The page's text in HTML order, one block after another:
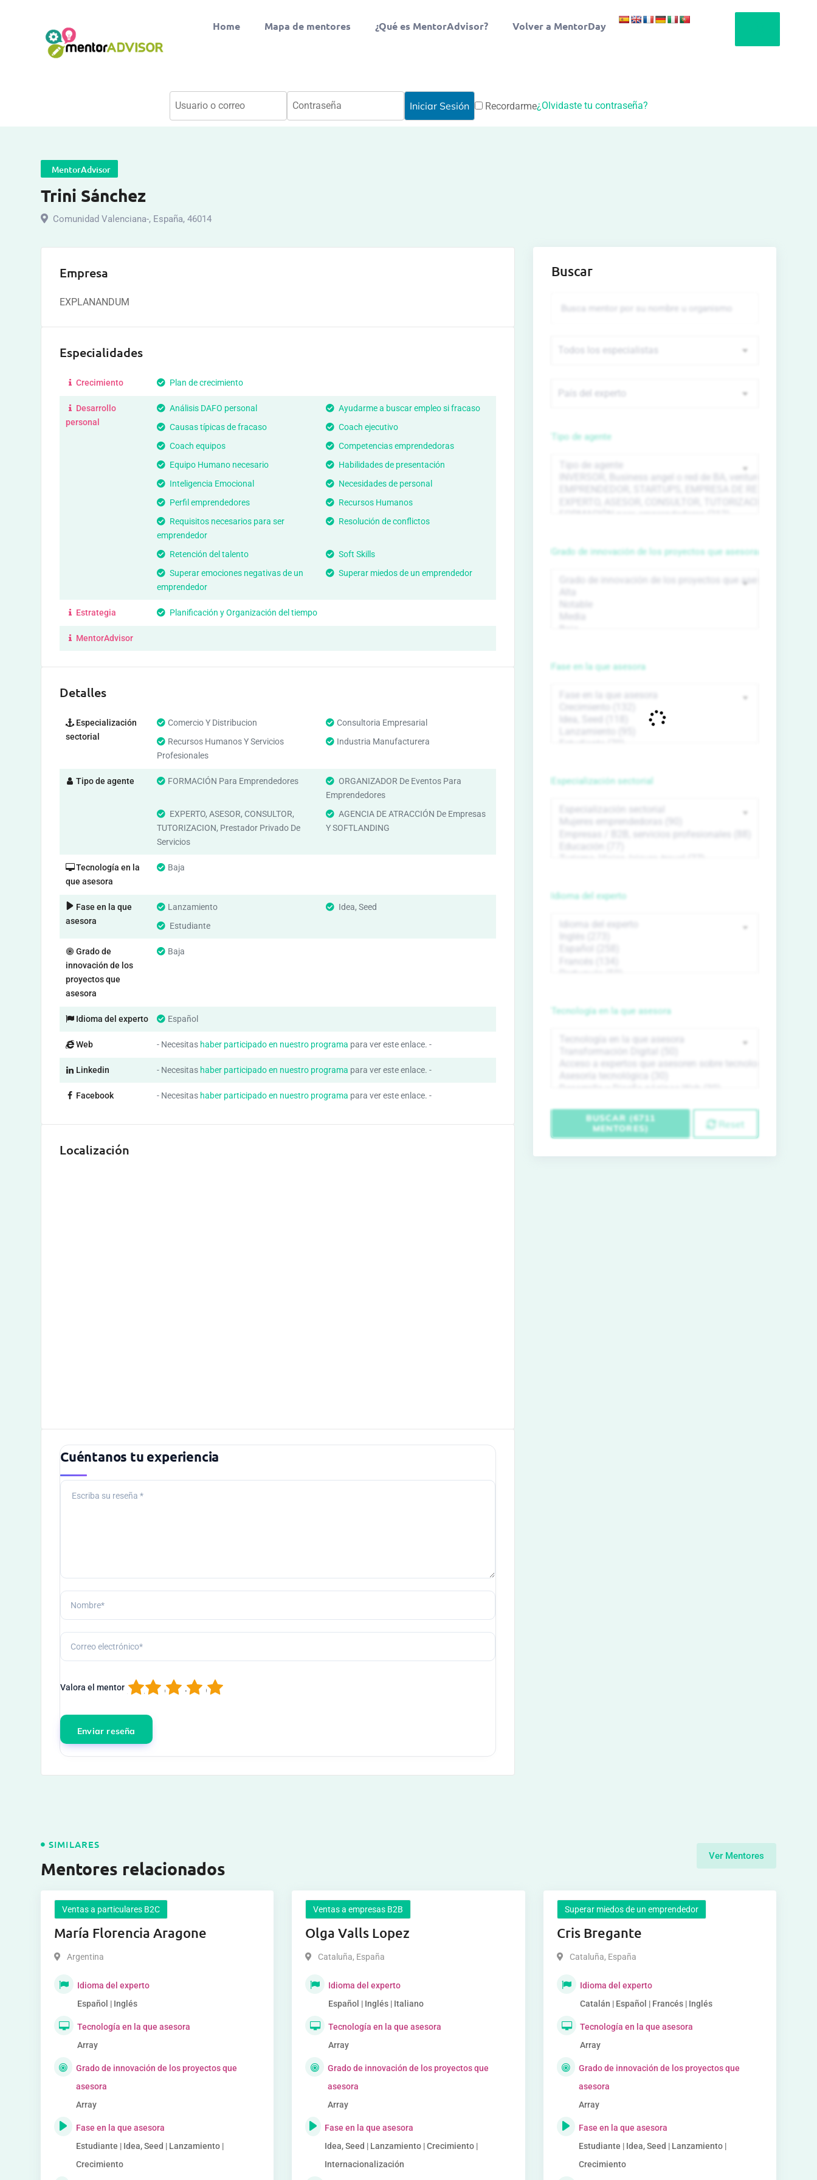
Home Mapa de mentores ¿Qué es MentorAdvisor? Volver a MentorDay
Recordarme¿Olvidaste tu contraseña?
MentorAdvisor
Trini Sánchez
Comunidad Valenciana-, España, 46014
Empresa
EXPLANANDUM
Especialidades
Crecimiento Plan de crecimiento
Desarrollo
personal
Análisis DAFO personal
Ayudarme a buscar empleo si fracaso
Causas típicas de fracaso
Coach ejecutivo
Coach equipos
Competencias emprendedoras
Equipo Humano necesario
Habilidades de presentación
Inteligencia Emocional
Necesidades de personal
Perfil emprendedores
Recursos Humanos
Requisitos necesarios para ser
emprendedor
Resolución de conflictos
Retención del talento
Soft Skills
Superar emociones negativas de un
emprendedor
Superar miedos de un emprendedor
Estrategia Planificación y Organización del tiempo
MentorAdvisor
Detalles
Especialización
sectorial
Comercio Y Distribucion
Consultoria Empresarial
Recursos Humanos Y Servicios
Profesionales
Industria Manufacturera
Tipo de agente FORMACIÓN Para Emprendedores
ORGANIZADOR De Eventos Para
Emprendedores
EXPERTO, ASESOR, CONSULTOR,
TUTORIZACION, Prestador Privado De
Servicios
AGENCIA DE ATRACCIÓN De Empresas
Y SOFTLANDING
Tecnología en la
que asesora
Baja
Fase en la que
asesora
Lanzamiento
Idea, Seed
Estudiante
Grado de
innovación de los
proyectos que
asesora
Baja
Idioma del experto Español
Web - Necesitas haber participado en nuestro programa para ver este enlace. -
Linkedin - Necesitas haber participado en nuestro programa para ver este enlace. -
Facebook - Necesitas haber participado en nuestro programa para ver este enlace. -
Localización
Cuéntanos tu experiencia
Valora el mentor 5
4
3
2
1
Buscar
Tipo de agente
Grado de innovación de los proyectos que asesora
Fase en la que asesora
Especialización sectorial
Idioma del experto
Tecnología en la que asesora
BUSCAR (6711
MENTORES)
Reset
SIMILARES
Mentores relacionados
Ver Mentores
Ventas a particulares B2C
María Florencia Aragone
Argentina
Idioma del experto
Español | Inglés
Tecnología en la que asesora
Array
Grado de innovación de los proyectos que
asesora
Array
Fase en la que asesora
Estudiante | Idea, Seed | Lanzamiento |
Crecimiento
Ventas a empresas B2B
Olga Valls Lopez
Cataluña, España
Idioma del experto
Español | Inglés | Italiano
Tecnología en la que asesora
Array
Grado de innovación de los proyectos que
asesora
Array
Fase en la que asesora
Idea, Seed | Lanzamiento | Crecimiento |
Internacionalización
Superar miedos de un emprendedor
Cris Bregante
Cataluña, España
Idioma del experto
Catalán | Español | Francés | Inglés
Tecnología en la que asesora
Array
Grado de innovación de los proyectos que
asesora
Array
Fase en la que asesora
Estudiante | Idea, Seed | Lanzamiento |
Crecimiento